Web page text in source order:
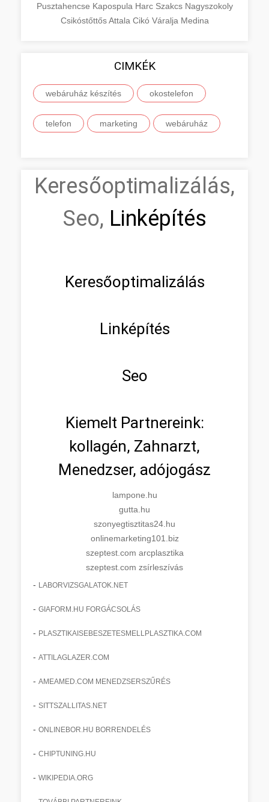
Pusztahencse Kapospula Harc Szakcs Nagyszokoly
CsikóstőttősAttala Cikó Váralja Medina
CIMKÉK
webáruház készítés okostelefon
telefon marketing webáruház
Keresőoptimalizálás,
Seo, Linképítés
Keresőoptimalizálás
Linképítés
Seo
Kiemelt Partnereink:
kollagén, Zahnarzt,
Menedzser, adójogász
lampone.hu
gutta.hu
szonyegtisztitas24.hu
onlinemarketing101.biz
szeptest.com arcplasztika
szeptest.com zsírleszívás
- LABORVIZSGALATOK.NET
- GIAFORM.HU FORGÁCSOLÁS
- PLASZTIKAISEBESZETESMELLPLASZTIKA.COM
- ATTILAGLAZER.COM
- AMEAMED.COM MENEDZSERSZŰRÉS
- SITTSZALLITAS.NET
- ONLINEBOR.HU BORRENDELÉS
- CHIPTUNING.HU
- WIKIPEDIA.ORG